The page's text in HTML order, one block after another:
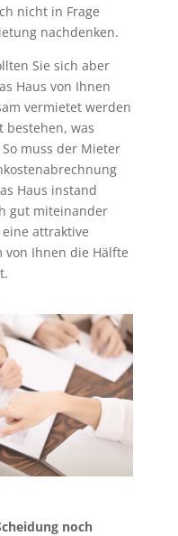
nicht in Frage
nachdenken.
Sie sich aber
Haus von Ihnen
vermietet werden
bestehen, was
muss der Mieter
Haus instand
gut miteinander
attraktive
von Ihnen die Hälfte
noch